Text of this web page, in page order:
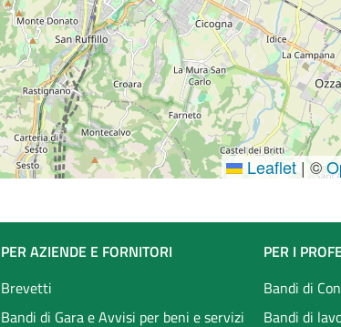
Leaflet | ©
PER AZIENDE E FORNITORI
Brevetti
Bandi di Gara e Avvisi per beni e servizi
PER I
Bandi di
Bandi di